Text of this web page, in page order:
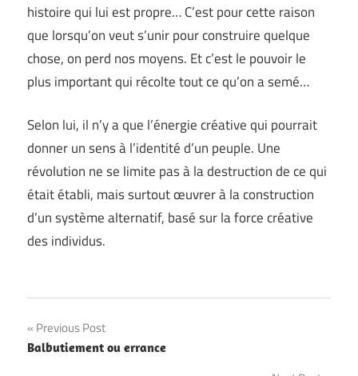
histoire qui lui est propre… C’est pour cette raison
que lorsqu’on veut s’unir pour construire quelque
chose, on perd nos moyens. Et c’est le pouvoir le
plus important qui récolte tout ce qu’on a semé…
Selon lui, il n’y a que l’énergie créative qui pourrait
donner un sens à l’identité d’un peuple. Une
révolution ne se limite pas à la destruction de ce qui
était établi, mais surtout œuvrer à la construction
d’un système alternatif, basé sur la force créative
des individus.
Navigation
de
Previous Post
Balbutiement ou errance